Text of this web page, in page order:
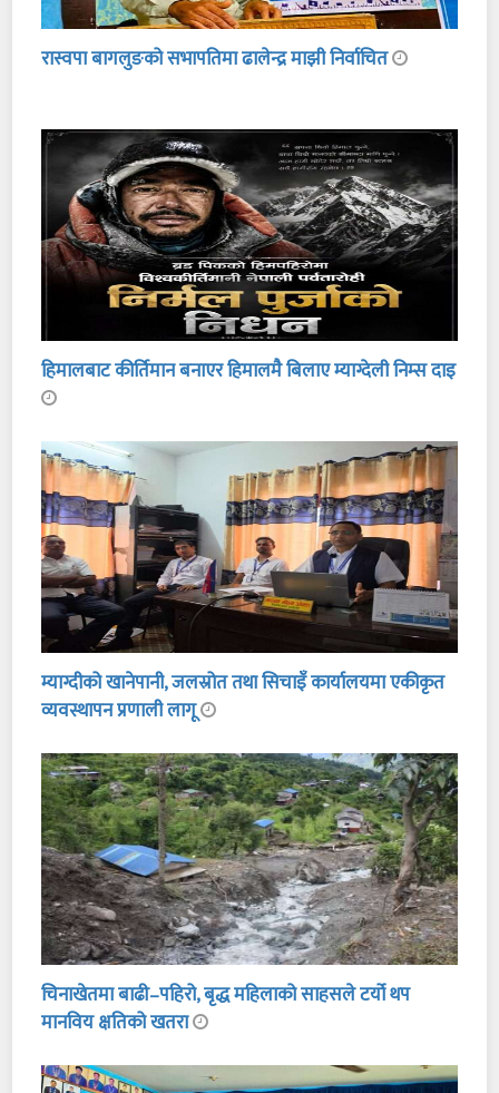
रास्वपा बागलुङको सभापतिमा ढालेन्द्र माझी निर्वाचित
हिमालबाट कीर्तिमान बनाएर हिमालमै बिलाए म्याग्देली निम्स दाइ
म्याग्दीको खानेपानी, जलस्रोत तथा सिचाइँ कार्यालयमा एकीकृत
व्यवस्थापन प्रणाली लागू
चिनाखेतमा बाढी–पहिरो, बृद्ध महिलाको साहसले टर्यो थप
मानविय क्षतिको खतरा